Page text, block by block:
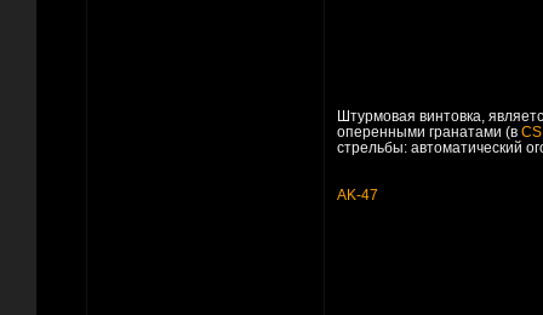
Штурмовая винтовка,
оперенными гранатами (в CS
стрельбы: автоматический
AK-47